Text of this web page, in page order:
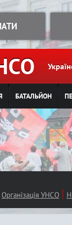
БАТАЛЬЙОН
Організація УНСО